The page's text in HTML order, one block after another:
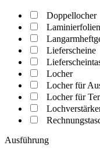
Doppellocher
Laminierfolien
Lieferscheine
Locher
Locher für
Locher für
Ausführung